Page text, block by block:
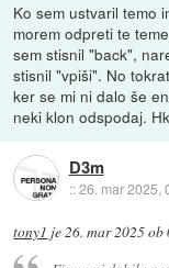
Ko sem ustvaril temo
morem odpreti te
sem stisnil "back",
stisnil "vpiši". No
ker se mi ni dalo še
neki klon odspodaj.
D3m
::26. mar 2025,
tony1 je26. mar 2025 ob